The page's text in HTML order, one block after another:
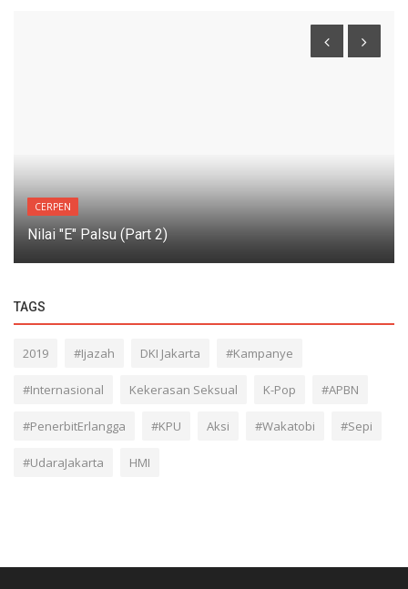
CERPEN
Nilai "E" Palsu (Part 2)
TAGS
2019 #Ijazah DKI Jakarta #Kampanye
#Internasional Kekerasan Seksual K-Pop #APBN
#PenerbitErlangga #KPU Aksi #Wakatobi #Sepi
#UdaraJakarta HMI